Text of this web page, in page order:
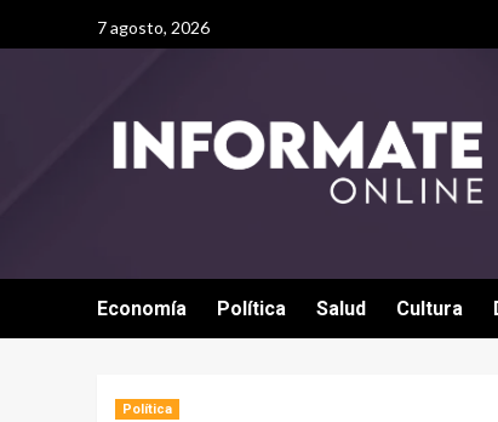
7 agosto, 2026
Economía Política Salud Cultura
Política